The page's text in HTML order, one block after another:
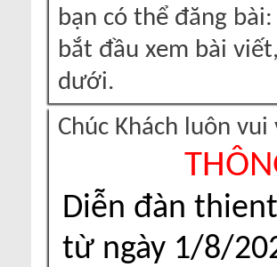
bạn có thể đăng
bắt đầu xem bài
dưới.
Chúc Khách luôn
Diễn đàn
từ ngày 1/8/